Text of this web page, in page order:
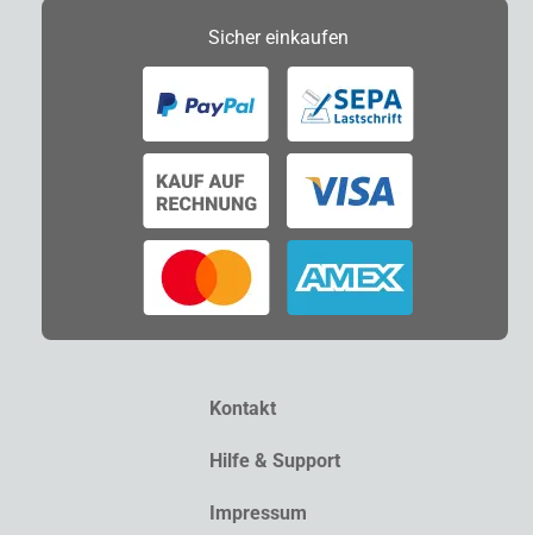
Sichereinkaufen
Kontakt
Hilfe & Support
Impressum